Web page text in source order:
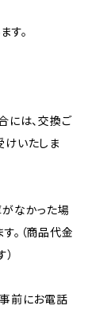
す。
には、交換ご
けいたしま
なかった場
。（商品代金
前にお電話